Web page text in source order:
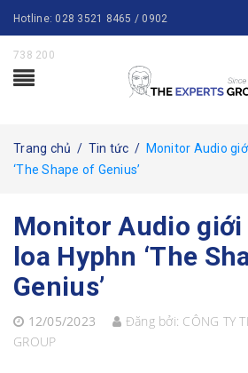
Hotline: 028 3521 8465 / 0902
738 200
Trang chủ / Tin tức / Monitor Audio
‘The Shape of Genius’
Monitor Audio
loa Hyphn ‘The
Genius’
12/05/2023 Đăng bởi: CÔNG TY
GROUP